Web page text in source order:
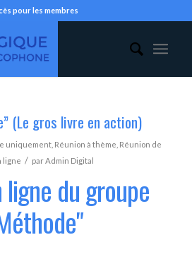
pour les membres
(Le gros livre en action)
uniquement, Réunion à thème Réunion de
ligne / parAdmin Digital
ligne du groupe